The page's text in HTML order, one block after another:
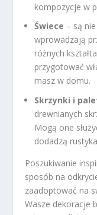
kompozycje w
Świece – są
wprowadzają
różnych
przygotować
masz w domu.
Skrzynki i
drewnianych
Mogą one
dodadzą
Poszukiwanie
sposób na
zaadoptować na
Wasze dekoracje